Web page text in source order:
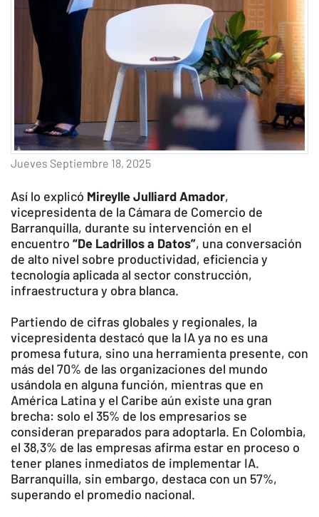
Jueves Septiembre 18, 2025
Así lo explicó Mireylle JulliardAmador,
vicepresidenta de la Cámara de Comercio de
Barranquilla, durante su intervención en el
encuentro “De Ladrillos a Datos”, una conversación
de alto nivel sobre productividad, eficiencia y
tecnología aplicada al sector construcción,
infraestructura y obra blanca.
Partiendo de cifras globales y regionales, la
vicepresidenta destacó que la IA ya no es una
promesa futura, sino una herramienta presente, con
más del 70% de las organizaciones del mundo
usándola en alguna función, mientras que en
América Latina y el Caribe aún existe una gran
brecha: solo el 35% de los empresarios se
consideran preparados para adoptarla. En Colombia,
el 38,3% de las empresas afirma estar en proceso o
tener planes inmediatos de implementar IA.
Barranquilla, sin embargo, destaca con un 57%,
superando el promedio nacional.